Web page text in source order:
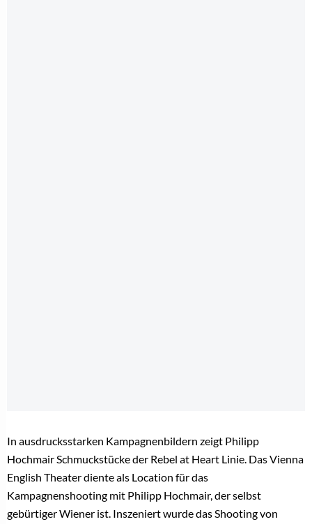
In ausdrucksstarken Kampagnenbildern zeigt Philipp
Hochmair Schmuckstücke der Rebel at Heart Linie. Das Vienna
English Theater diente als Location für das
Kampagnenshooting mit Philipp Hochmair, der selbst
gebürtiger Wiener ist. Inszeniert wurde das Shooting von